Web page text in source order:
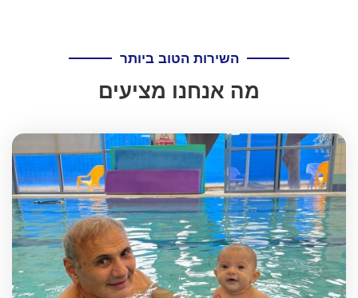
השירות הטוב ביותר
מה אנחנו מציעים